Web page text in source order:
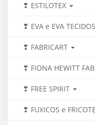
❣ ESTILOTEX
❣ EVA e EVA TECIDOS
❣ FABRICART
❣ FIONA HEWITT
❣ FREE SPIRIT
❣ FUXICOS e